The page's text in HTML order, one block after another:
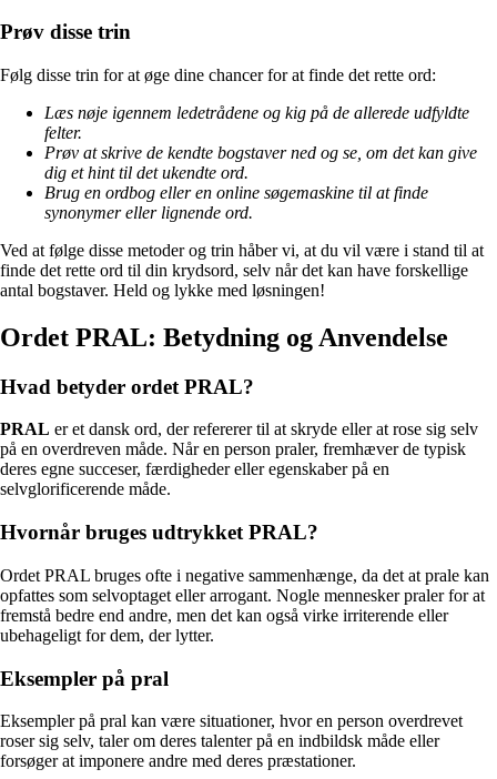
Prøv disse trin
Følg disse trin for at øge dine chancer for at finde det rette ord:
Læs nøje igennem ledetrådene og kig på de allerede udfyldte
felter.
Prøv at skrive de kendte bogstaver ned og se, om det kan give
dig et hint til det ukendte ord.
Brug en ordbog eller en online søgemaskine til at finde
synonymer eller lignende ord.
Ved at følge disse metoder og trin håber vi, at du vil være i stand til at
finde det rette ord til din krydsord, selv når det kan have forskellige
antal bogstaver. Held og lykke med løsningen!
Ordet PRAL: Betydning og Anvendelse
Hvad betyder ordet PRAL?
PRAL er et dansk ord, der refererer til at skryde eller at rose sig selv
på en overdreven måde. Når en person praler, fremhæver de typisk
deres egne succeser, færdigheder eller egenskaber på en
selvglorificerende måde.
Hvornår bruges udtrykket PRAL?
Ordet PRAL bruges ofte i negative sammenhænge, da det at prale kan
opfattes som selvoptaget eller arrogant. Nogle mennesker praler for at
fremstå bedre end andre, men det kan også virke irriterende eller
ubehageligt for dem, der lytter.
Eksempler på pral
Eksempler på pral kan være situationer, hvor en person overdrevet
roser sig selv, taler om deres talenter på en indbildsk måde eller
forsøger at imponere andre med deres præstationer.